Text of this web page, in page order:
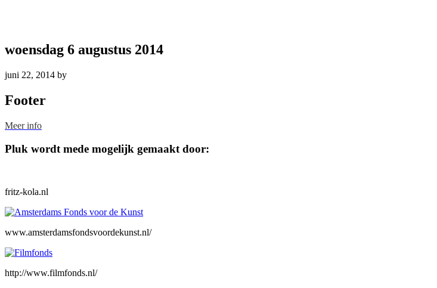
woensdag 6 augustus 2014
juni 22, 2014 by
Footer
Meer info
Pluk wordt mede mogelijk gemaakt door:
fritz-kola.nl
www.amsterdamsfondsvoordekunst.nl/
http://www.filmfonds.nl/